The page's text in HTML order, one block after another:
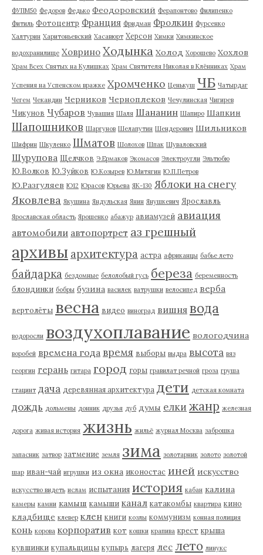
ФУПМ50 Федоров Федько Феодоровский Ферапонтово Филипенко
Фитиль Фотоцентр Франция Фридман Фролкин Фурсенко
Халтурин Харитоньевский Хасавюрт Херсон Химки Химкинское
водохранилище Ховрино Ходынка Холод Хорошево Хохлов
Храм Всех Святых на Кулишках Храм Святителя Николая в Клённиках Храм
Успения на Успенском вражке Хромченко Ценькуш ЧБ Чатырдаг
Чегем Чекандин Черников Черноплеков Чечулинская Чигирев
Чикунов Чубаров Чувашия Шаля Шананин Шапиро Шапкин
Шапошников Шаргунов Шелапутин Шендерович Шильников
Шифрин Шкуленко Шматов Шолохов Шпак Шуваловский
Шурупова Щелчков Э.Ермаков Экомасов Электроугли Эльтюбю
Ю.Волков Ю.Зуйков Ю.Козырев Ю.Митягин Ю.П.Петров
Ю.Разгуляев Ю12 Юрасов Юрьева ЯК-130 Яблоки на снегу
Яковлева Якушина Яндульская Янин Янушкевич Ярославль
Ярославская область Ярошенко абажур авиамузей авиация
автомобили автопортрет аз грешный
архивы архитектура астра африканцы бабье лето
байдарка бездомные белолобый гусь береза беременность
блондинки бобры бузина василек ватрушки велосипед верба
вертолёты весна видео виноград вишня вода
водоросли воздухоплавание вологодчина
воробей времена года время выборы выдра высота вяз
георгин герань гитара город горы гравилат речной гроза груша
гтацинт дача деревянная архитектура дети детская комната
дождь дольмены донник друзья дуб думы елки жанр железная
дорога живая история жизнь жильё журнал Москва заброшка
запасник затвор затмение земля зима золотарник золото золотой
шар иван-чай игрушки из окна иконостас иней искусство
искусство видеть ислам испытания история кабан калина
камеры камни камыш камыши канал катакомбы квартира кино
кладбище клевер клен книги козлы коммунизм конная полиция
конь корова корпоратив кот кошки крапива крест крыша
кувшинки купальщицы купырь лагеря лес лето линукс